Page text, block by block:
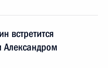
встретится
Александром